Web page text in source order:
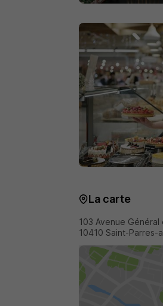
La carte
103 Avenue Général
10410 Saint-Parres-